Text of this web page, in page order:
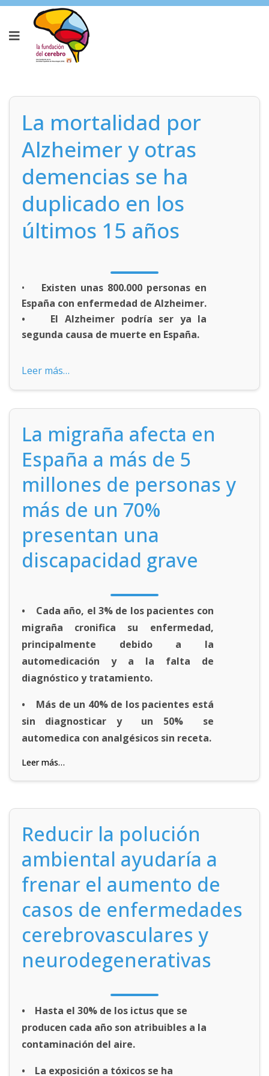
La mortalidad por
Alzheimer y otras
demencias se ha
duplicado en los
últimos 15 años
•
Existen unas 800.000 personas en
España con enfermedad de Alzheimer.
• El Alzheimer podría ser ya la
segunda causa de muerte en España.
Leer más…
La migraña afecta en
España a más de 5
millones de personas y
más de un 70%
presentan una
discapacidad grave
• Cada año, el 3% de los pacientes con
migraña cronifica su enfermedad,
principalmente debido a la
automedicación y a la falta de
diagnóstico y tratamiento.
• Más de un 40% de los pacientes está
sin diagnosticar y un 50% se
automedica con analgésicos sin receta.
Leer más…
Reducir la polución
ambiental ayudaría a
frenar el aumento de
casos de enfermedades
cerebrovasculares y
neurodegenerativas
• Hasta el 30% de los ictus que se
producen cada año son atribuibles a la
contaminación del aire.
• La exposición a tóxicos se ha